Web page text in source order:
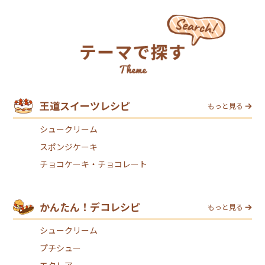
王道スイーツレシピ もっと見る
シュークリーム
スポンジケーキ
チョコケーキ・チョコレート
かんたん！デコレシピ もっと見る
シュークリーム
プチシュー